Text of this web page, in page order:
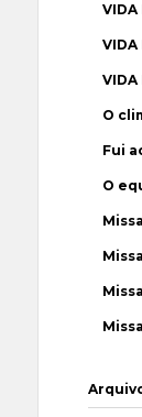
VIDA
VIDA
VIDA
O
Fui
O